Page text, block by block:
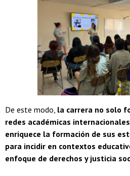
De este modo, la carrera no solo
redes académicas
enriquece la formación de sus
para incidir en contextos
enfoque de derechos y justicia